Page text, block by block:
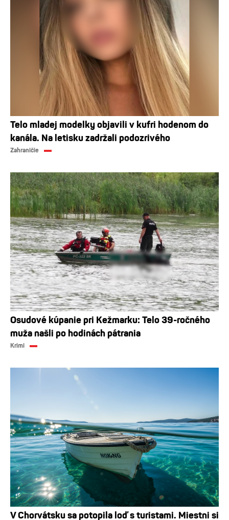
Telo mladej modelky objavili v kufri hodenom do
kanála. Na letisku zadržali podozrivého
Zahraničie
Osudové kúpanie pri Kežmarku: Telo 39-ročného
muža našli po hodinách pátrania
Krimi
V Chorvátsku sa potopila loď s turistami. Miestni si